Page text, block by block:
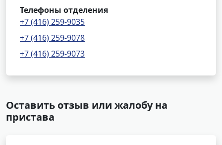
Телефоны отделения
+7 (416) 259-9035
+7 (416) 259-9078
+7 (416) 259-9073
Оставить отзыв или жалобу на
пристава